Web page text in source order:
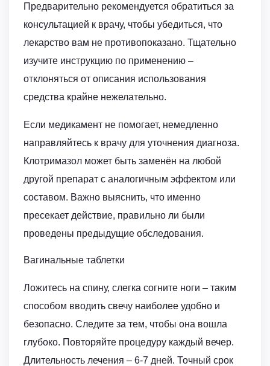
Предварительно рекомендуется обратиться за
консультацией к врачу, чтобы убедиться, что
лекарство вам не противопоказано. Тщательно
изучите инструкцию по применению –
отклоняться от описания использования
средства крайне нежелательно.
Если медикамент не помогает, немедленно
направляйтесь к врачу для уточнения диагноза.
Клотримазол может быть заменён на любой
другой препарат с аналогичным эффектом или
составом. Важно выяснить, что именно
пресекает действие, правильно ли были
проведены предыдущие обследования.
Вагинальные таблетки
Ложитесь на спину, слегка согните ноги – таким
способом вводить свечу наиболее удобно и
безопасно. Следите за тем, чтобы она вошла
глубоко. Повторяйте процедуру каждый вечер.
Длительность лечения – 6-7 дней. Точный срок